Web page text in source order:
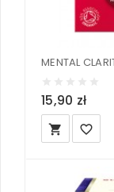
MENTAL
15,90 zł
local_grocery_store favorite_border